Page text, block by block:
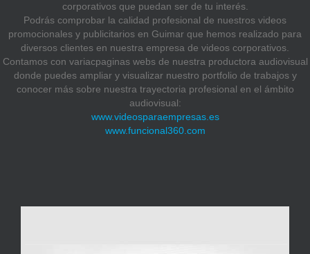
corporativos que puedan ser de tu interés.
Podrás comprobar la calidad profesional de nuestros videos
promocionales y publicitarios en Guimar que hemos realizado para
diversos clientes en nuestra empresa de videos corporativos.
Contamos con variacpaginas webs de nuestra productora audiovisual
donde puedes ampliar y visualizar nuestro portfolio de trabajos y
conocer más sobre nuestra trayectoria profesional en el ámbito
audiovisual:
www.videosparaempresas.es
www.funcional360.com